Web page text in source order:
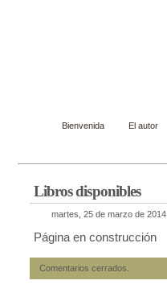
Bienvenida El autor
Libros disponibles
martes, 25 de marzo de 2014
Página en construcción
Comentarios cerrados.